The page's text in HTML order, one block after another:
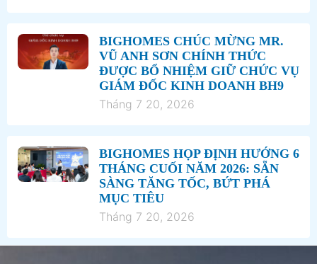
BIGHOMES CHÚC MỪNG MR.
VŨ ANH SƠN CHÍNH THỨC
ĐƯỢC BỔ NHIỆM GIỮ CHỨC VỤ
GIÁM ĐỐC KINH DOANH BH9
Tháng 7 20, 2026
BIGHOMES HỌP ĐỊNH HƯỚNG 6
THÁNG CUỐI NĂM 2026: SẴN
SÀNG TĂNG TỐC, BỨT PHÁ
MỤC TIÊU
Tháng 7 20, 2026